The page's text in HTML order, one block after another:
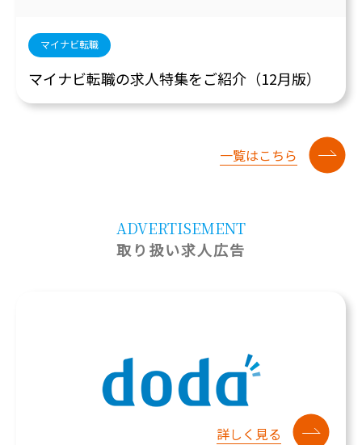
マイナビ転職
マイナビ転職の求人特集をご紹介（12月版）
一覧はこちら
ADVERTISEMENT
取り扱い求人広告
詳しく見る